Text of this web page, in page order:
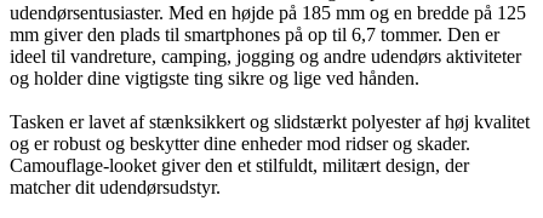
udendørsentusiaster. Med en højde på 185 mm og en bredde på 125
mm giver den plads til smartphones på op til 6,7 tommer. Den er
ideel til vandreture, camping, jogging og andre udendørs aktiviteter
og holder dine vigtigste ting sikre og lige ved hånden.
Tasken er lavet af stænksikkert og slidstærkt polyester af høj kvalitet
og er robust og beskytter dine enheder mod ridser og skader.
Camouflage-looket giver den et stilfuldt, militært design, der
matcher dit udendørsudstyr.